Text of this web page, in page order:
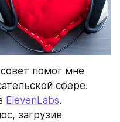
помог мне
сфере.
ElevenLabs.
загрузив